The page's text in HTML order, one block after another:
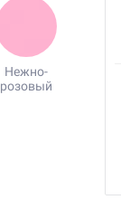
Нежно-
розовый